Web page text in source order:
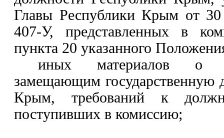
Главы Республики Крым от
407-У, представленных в
пункта 20 указанного
иных материалов о
замещающим государственную
Крым, требований к
поступивших в комиссию;